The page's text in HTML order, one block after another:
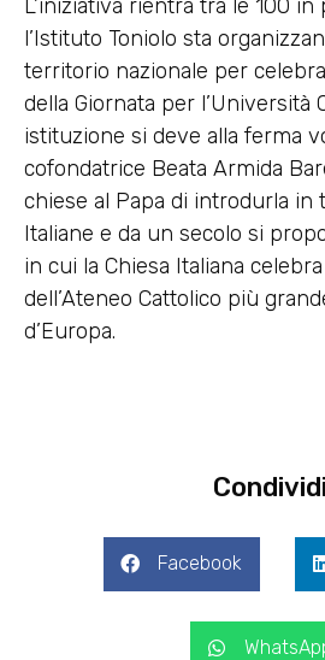
L’iniziativa rientra tra le 100
l’Istituto Toniolo sta
territorio nazionale per
della Giornata per l’Università
istituzione si deve alla ferma
cofondatrice Beata Armida
chiese al Papa di introdurla in
Italiane e da un secolo si
in cui la Chiesa Italiana
dell’Ateneo Cattolico più
d’Europa.
Condividi
Facebook